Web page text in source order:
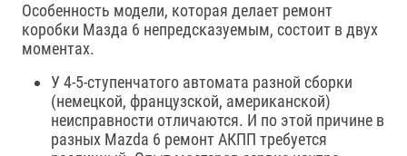
Особенность модели, которая делает ремонт
коробки Мазда 6 непредсказуемым, состоит в двух
моментах.
У 4-5-ступенчатого автомата разной сборки
(немецкой, французской, американской)
неисправности отличаются. И по этой причине в
разных Mazda 6 ремонт АКПП требуется